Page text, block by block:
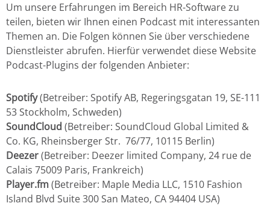
Um unsere Erfahrungen im Bereich HR-Software zu
teilen, bieten wir Ihnen einen Podcast mit interessanten
Themen an. Die Folgen können Sie über verschiedene
Dienstleister abrufen. Hierfür verwendet diese Website
Podcast-Plugins der folgenden Anbieter:
Spotify(Betreiber: Spotify AB, Regeringsgatan 19, SE-111
53 Stockholm, Schweden)
SoundCloud (Betreiber: SoundCloud Global Limited &
Co. KG, Rheinsberger Str. 76/77, 10115 Berlin)
Deezer(Betreiber: Deezer limited Company, 24 rue de
Calais 75009 Paris, Frankreich)
Player.fm(Betreiber: Maple Media LLC, 1510 Fashion
Island Blvd Suite 300 San Mateo, CA 94404 USA)